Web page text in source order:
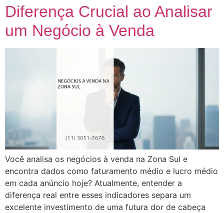
Diferença Crucial ao Analisar
um Negócio à Venda
Você analisa os negócios à venda na Zona Sul e
encontra dados como faturamento médio e lucro médio
em cada anúncio hoje? Atualmente, entender a
diferença real entre esses indicadores separa um
excelente investimento de uma futura dor de cabeça